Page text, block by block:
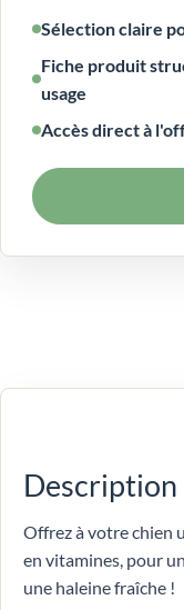
Sélection claire
Fiche produit
usage
Accès direct à
Offrez à votre chien
en vitamines, pour
une haleine fraîche !